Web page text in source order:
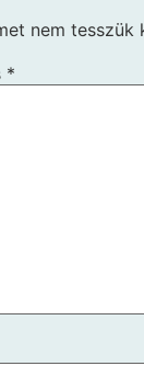
nem tesszük
*